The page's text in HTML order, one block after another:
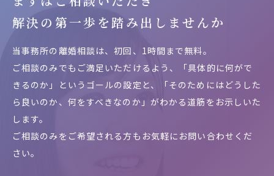
解決の第一歩を 踏み出しませんか
当事務所の離婚相談は、初回、1時間まで無料。
ご相談のみでもご満足いただけるよう、「具体的に何がで
きるのか」というゴールの設定と、「そのためにはどうした
ら良いのか、何をすべきなのか」がわかる道筋をお示しいた
します。
ご相談のみをご希望される方もお気軽にお問い合わせくだ
さい。